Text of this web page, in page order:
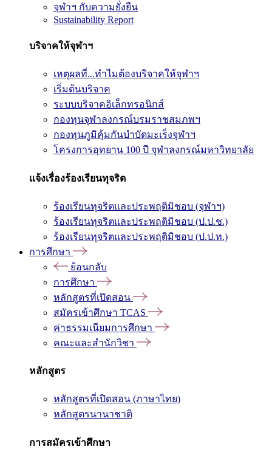
จุฬาฯ กับความยั่งยืน
Sustainability Report
บริจาคให้จุฬาฯ
เหตุผลที่...ทำไมต้องบริจาคให้จุฬาฯ
เริ่มต้นบริจาค
ระบบบริจาคอิเล็กทรอนิกส์
กองทุนจุฬาลงกรณ์บรมราชสมภพฯ
กองทุนภูมิคุ้มกันบำบัดมะเร็งจุฬาฯ
โครงการอุทยาน 100 ปี จุฬาลงกรณ์มหาวิทยาลัย
แจ้งเรื่องร้องเรียนทุจริต
ร้องเรียนทุจริตและประพฤติมิชอบ (จุฬาฯ)
ร้องเรียนทุจริตและประพฤติมิชอบ (ป.ป.ช.)
ร้องเรียนทุจริตและประพฤติมิชอบ (ป.ป.ท.)
การศึกษา
ย้อนกลับ
การศึกษา
หลักสูตรที่เปิดสอน
สมัครเข้าศึกษา TCAS
ค่าธรรมเนียมการศึกษา
คณะและสำนักวิชา
หลักสูตร
หลักสูตรที่เปิดสอน (ภาษาไทย)
หลักสูตรนานาชาติ
การสมัครเข้าศึกษา